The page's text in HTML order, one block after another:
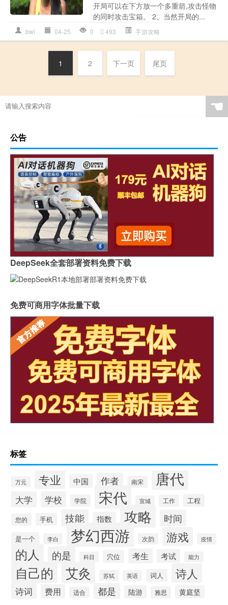
开局可以在下方放一个多重箭,攻击怪物
的同时攻击宝箱。 2、当然开局的...
bwl 04-25 0 493 手游攻略
1 2 下一页 尾页
☚
公告
DeepSeek全套部署资料免费下载
免费可商用字体批量下载
标签
万元 专业 中国 作者 南宋 唐代
大学 学校 学院 宋代 宣城 工作 工程
您的 手机 技能 指数 攻略 时间
是一个 李白 梦幻西游 次韵 游戏 疫情
的人 的是 科目 穴位 考生 考试 能力
自己的 艾灸 苏轼 英语 词人 诗人
诗词 费用 适合 都是 陆游 雅思 黄庭坚